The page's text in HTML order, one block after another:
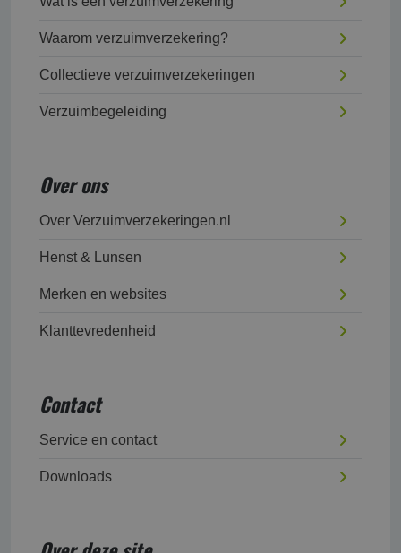
Waarom verzuimverzekering?
Collectieve verzuimverzekeringen
Verzuimbegeleiding
Over ons
Over Verzuimverzekeringen.nl
Henst & Lunsen
Merken en websites
Klanttevredenheid
Contact
Service en contact
Downloads